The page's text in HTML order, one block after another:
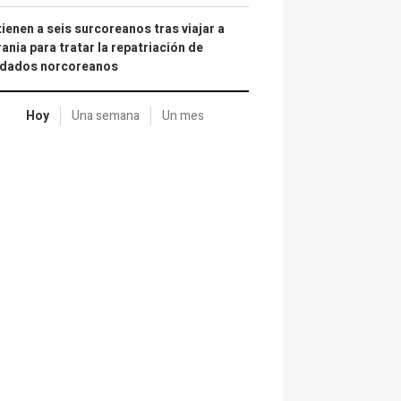
a seis surcoreanos tras viajar a
para tratar la repatriación de
norcoreanos
Hoy Una semana Un mes